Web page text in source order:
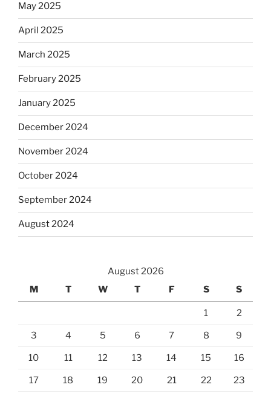
May 2025
April 2025
March 2025
February 2025
January 2025
December 2024
November 2024
October 2024
September 2024
August 2024
August 2026
M
T W T F S S
1 2
3 4 5 6 7 8 9
10 11 12 13 14 15 16
17 18 19 20 21 22 23